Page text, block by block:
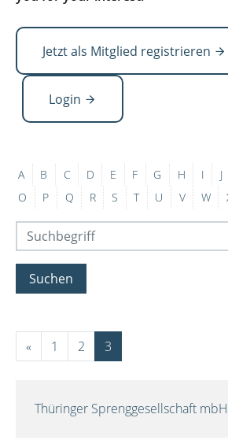
Jetzt als Mitglied registrieren
Login
A B C D E F G H I J
O
P Q R S T U V W
Suchen
« 1 2 3
Thüringer Sprenggesellschaft mbH